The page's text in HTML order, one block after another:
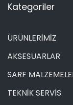
Kategoriler
ÜRÜNLERİMİZ
AKSESUARLAR
SARF
TEKNİK SERVİS